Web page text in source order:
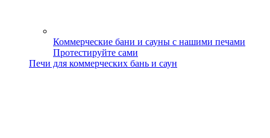
Коммерческие бани и сауны с нашими печами
Протестируйте сами
Печи для коммерческих бань и саун